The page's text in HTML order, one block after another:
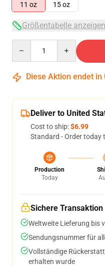
11 oz
15 oz
Größentabelle anzeigen
Diese Aktion endet in
Deliver to United
Cost to ship:$6.99
Standard - Order today
Production
Today
Sichere Transaktion
Weltweite Lieferung bis
Sendungsnummer für
Vollständige
erhalten wurde